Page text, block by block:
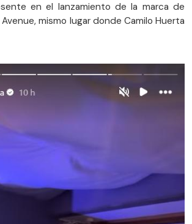
en el lanzamiento de la marca de
mismo lugar donde Camilo Huerta